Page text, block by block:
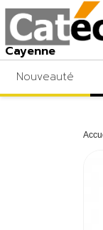
Cayenne
Nouveauté